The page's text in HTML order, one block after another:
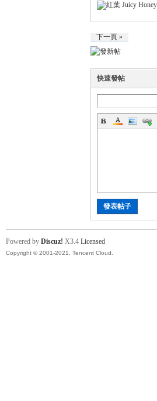
紅葉 Juicy
下一頁 »
快速發帖
發表帖子
Powered by Discuz! X3.4 Licensed
Copyright © 2001-2021, Tencent Cloud.